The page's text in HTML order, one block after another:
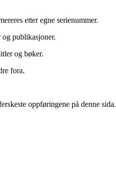
etter egne serienummer.
og publikasjoner.
og bøker.
fora.
oppføringene på denne sida.